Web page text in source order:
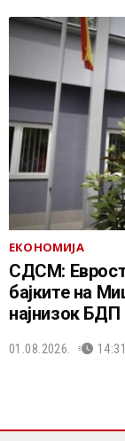
ЕКОНОМИЈА
СДСМ:
бајките на
најнизок БДП
01.08.2026. 14:31